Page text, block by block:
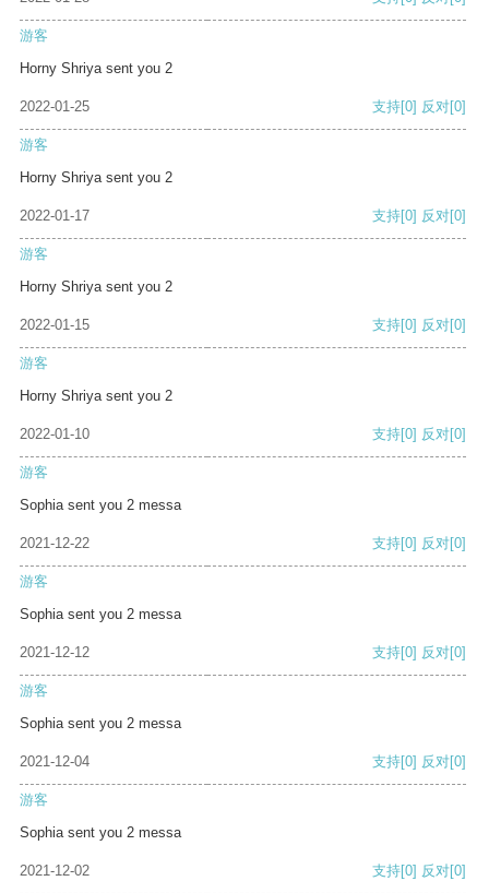
游客
Horny Shriya sent you 2
2022-01-25 支持[0] 反对[0]
游客
Horny Shriya sent you 2
2022-01-17 支持[0] 反对[0]
游客
Horny Shriya sent you 2
2022-01-15 支持[0] 反对[0]
游客
Horny Shriya sent you 2
2022-01-10 支持[0] 反对[0]
游客
Sophia sent you 2 messa
2021-12-22 支持[0] 反对[0]
游客
Sophia sent you 2 messa
2021-12-12 支持[0] 反对[0]
游客
Sophia sent you 2 messa
2021-12-04 支持[0] 反对[0]
游客
Sophia sent you 2 messa
2021-12-02 支持[0] 反对[0]